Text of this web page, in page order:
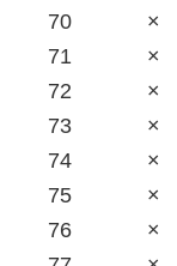
70
×
71
×
72
×
73
×
74
×
75
×
76
×